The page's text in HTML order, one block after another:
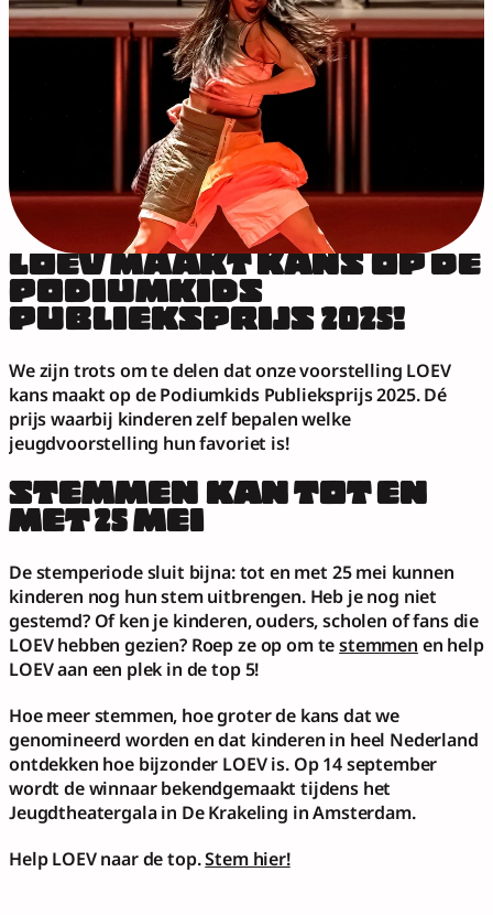
LOEV MAAKT KANS OP DE
PODIUMKIDS
PUBLIEKSPRIJS 2025!
We zijn trots om te delen dat onze voorstelling LOEV
kans maakt op de Podiumkids Publieksprijs 2025. Dé
prijs waarbij kinderen zelf bepalen welke
jeugdvoorstelling hun favoriet is!
STEMMEN KAN TOT EN
MET 25 MEI
De stemperiode sluit bijna: tot en met 25 mei kunnen
kinderen nog hun stem uitbrengen. Heb je nog niet
gestemd? Of ken je kinderen, ouders, scholen of fans die
LOEV hebben gezien? Roep ze op om te stemmen en help
LOEV aan een plek in de top 5!
Hoe meer stemmen, hoe groter de kans dat we
genomineerd worden en dat kinderen in heel Nederland
ontdekken hoe bijzonder LOEV is. Op 14 september
wordt de winnaar bekendgemaakt tijdens het
Jeugdtheatergala in De Krakeling in Amsterdam.
Help LOEV naar de top. Stem hier!